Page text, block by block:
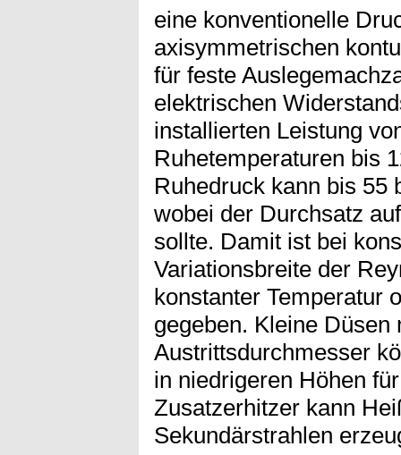
eine konventionelle
axisymmetrischen
für feste
elektrischen
installierten Leistung
Ruhetemperaturen bis
Ruhedruck kann bis 55
wobei der Durchsatz
sollte. Damit ist bei
Variationsbreite der
konstanter Temperatur
gegeben. Kleine Düsen
Austrittsdurchmesser
in niedrigeren Höhen
Zusatzerhitzer kann
Sekundärstrahlen